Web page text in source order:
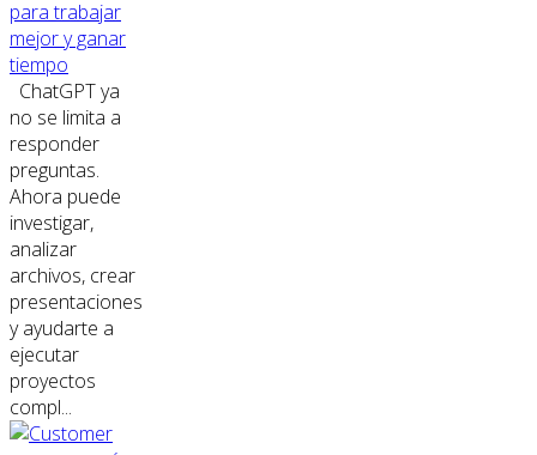
para trabajar
mejor y ganar
tiempo
ChatGPT ya
no se limita a
responder
preguntas.
Ahora puede
investigar,
analizar
archivos, crear
presentaciones
y ayudarte a
ejecutar
proyectos
compl...